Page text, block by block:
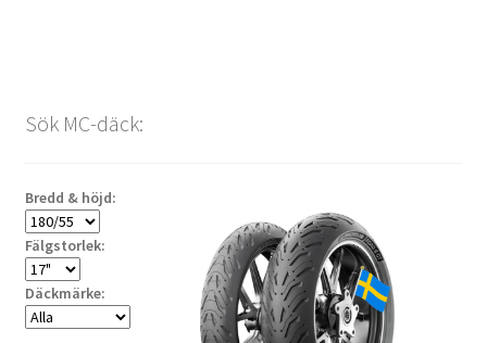
Sök MC-däck:
Bredd & höjd:
Fälgstorlek:
Däckmärke: